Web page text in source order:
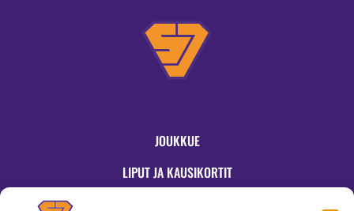
JOUKKUE
LIPUT JA KAUSIKORTIT